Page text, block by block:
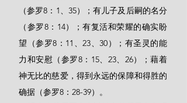
（参罗8：1、35）；有儿子及后嗣的名分
（参罗8：14）；有复活和荣耀的确实盼
望（参罗8：11、23、30）；有圣灵的能
力和安慰（参罗8：15、23、26）；藉着
神无比的慈爱，得到永远的保障和得胜的
确据（参罗8：28-39）。